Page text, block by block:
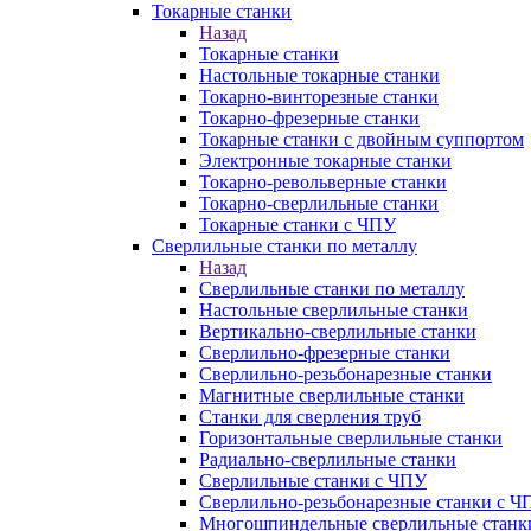
Токарные станки
Назад
Токарные станки
Настольные токарные станки
Токарно-винторезные станки
Токарно-фрезерные станки
Токарные станки с двойным суппортом
Электронные токарные станки
Токарно-револьверные станки
Токарно-сверлильные станки
Токарные станки с ЧПУ
Сверлильные станки по металлу
Назад
Сверлильные станки по металлу
Настольные сверлильные станки
Вертикально-сверлильные станки
Сверлильно-фрезерные станки
Сверлильно-резьбонарезные станки
Магнитные сверлильные станки
Станки для сверления труб
Горизонтальные сверлильные станки
Радиально-сверлильные станки
Сверлильные станки с ЧПУ
Сверлильно-резьбонарезные станки с
Многошпиндельные сверлильные